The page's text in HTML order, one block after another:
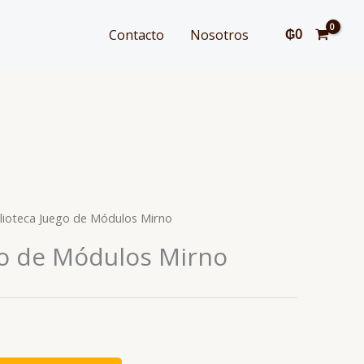
Contacto Nosotros ₲0
Juego de Módulos Mirno
de Módulos Mirno